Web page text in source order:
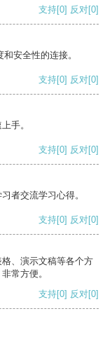
支持[0] 反对[0]
安全性的连接。
支持[0] 反对[0]
手。
支持[0] 反对[0]
者交流学习心得。
支持[0] 反对[0]
、演示文稿等各个方
常方便。
支持[0] 反对[0]